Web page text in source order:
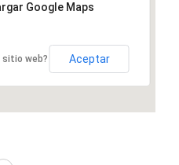
Google Maps
sitio web? Aceptar